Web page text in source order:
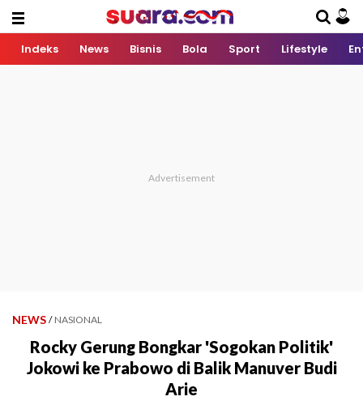
Indeks News Bisnis Bola Sport Lifestyle
NEWS / NASIONAL
Rocky Gerung Bongkar 'Sogokan Politik'
Jokowi ke Prabowo di Balik Manuver Budi
Arie